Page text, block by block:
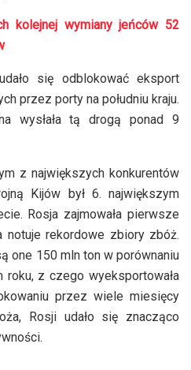
kolejnej wymiany jeńców 52
się odblokować eksport
przez porty na południu kraju.
wysłała tą drogą ponad 9
z największych konkurentów
Kijów był 6. największym
Rosja zajmowała pierwsze
notuje rekordowe zbiory zbóż.
one 150 mln ton w porównaniu
z czego wyeksportowała
przez wiele miesięcy
Rosji udało się znacząco